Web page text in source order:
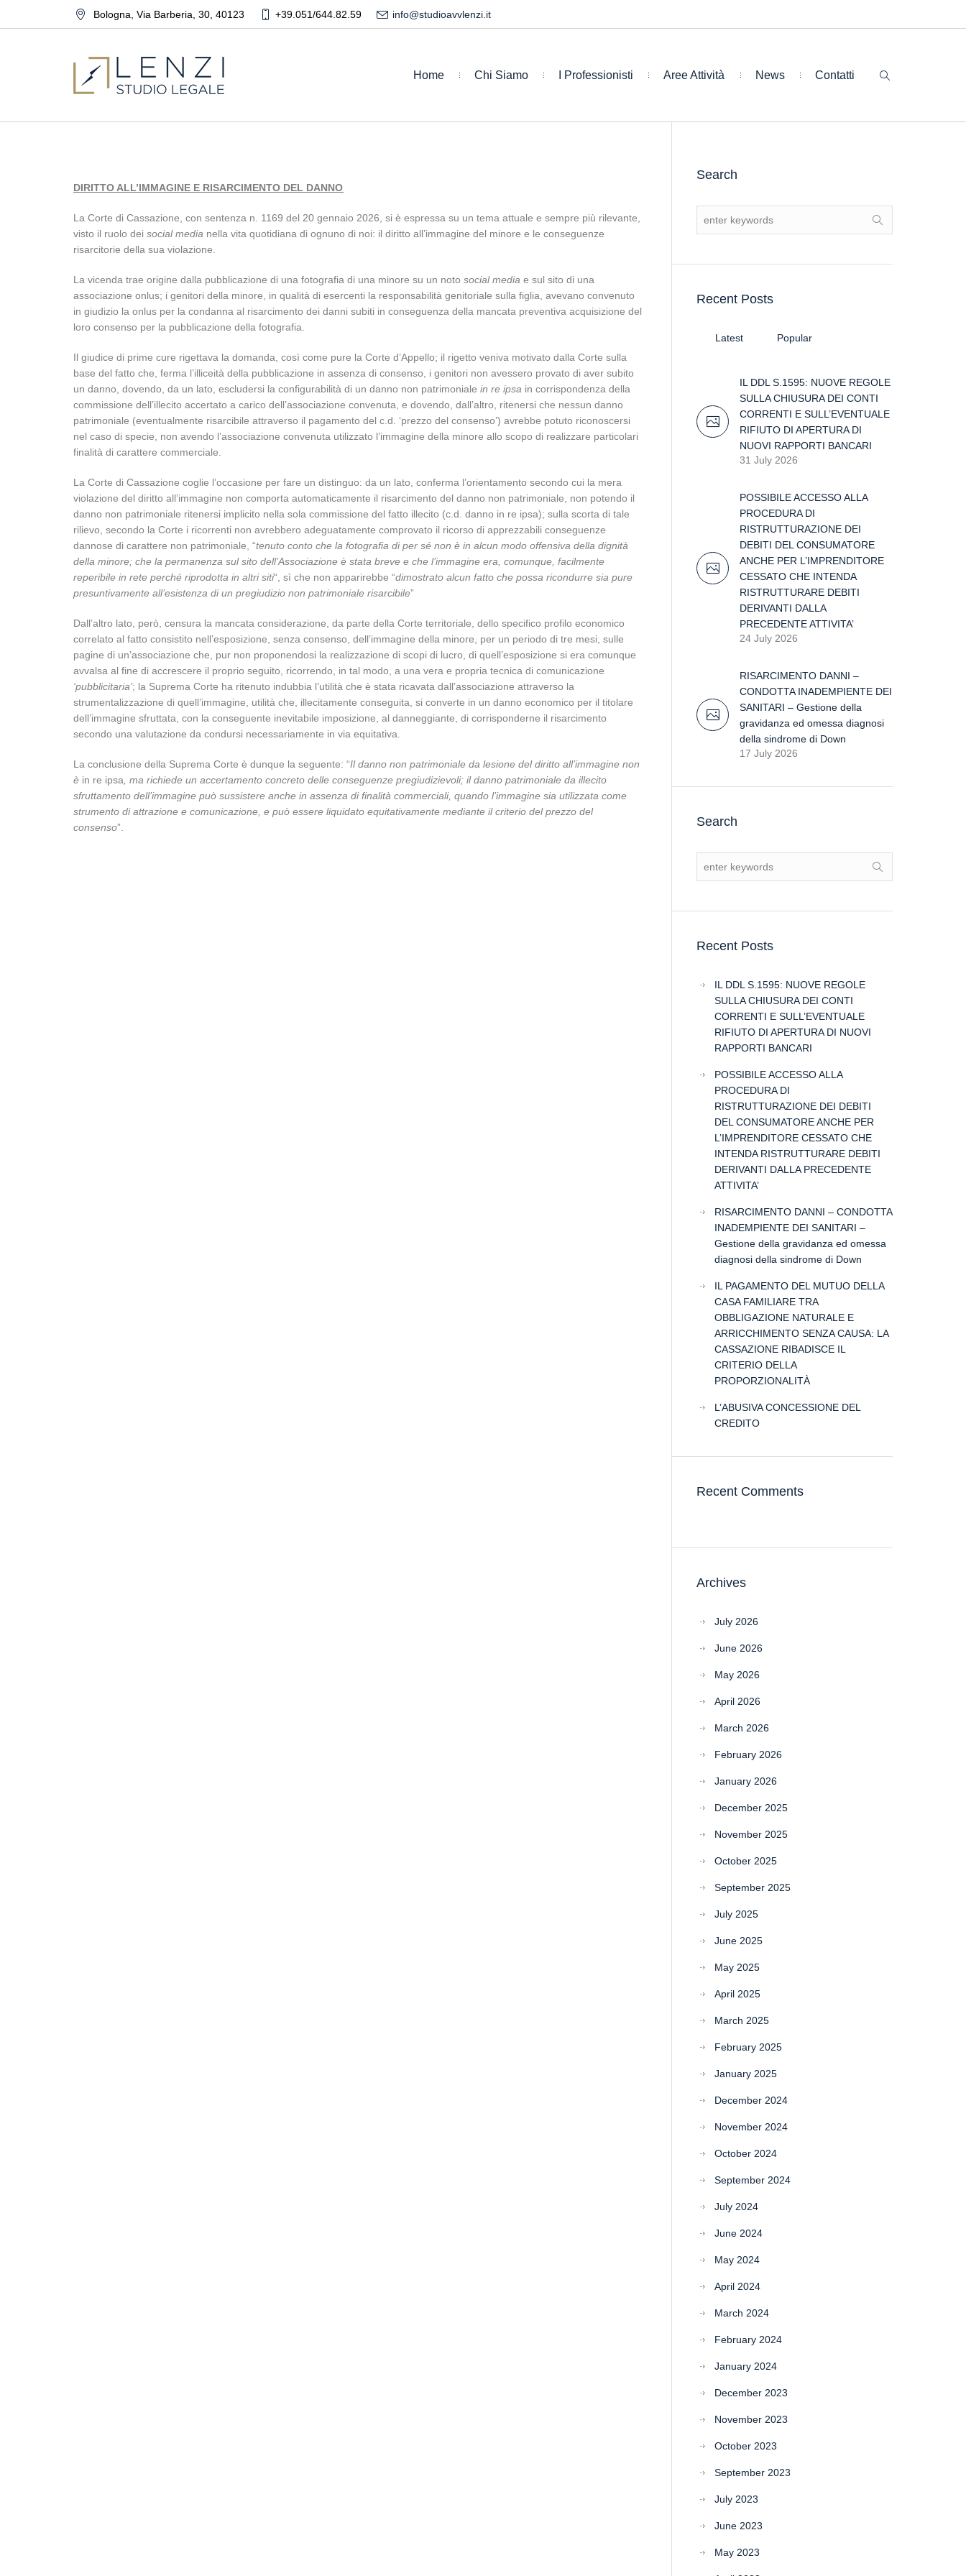
Bologna Via Barberia, 30, 40123 +39.051/644.82.59 info@studioavvlenzi.it
Home Chi Siamo I Professionisti Aree Attività News Contatti
DIRITTO ALL’IMMAGINE E RISARCIMENTO DEL DANNO
La Corte di Cassazione, con sentenza n. 1169 del 20 gennaio 2026, si è espressa su un tema attuale e sempre più rilevante,
visto il ruolo dei social media nella vita quotidiana di ognuno di noi: il diritto all’immagine del minore e le conseguenze
risarcitorie della sua violazione.
La vicenda trae origine dalla pubblicazione di una fotografia di una minore su un noto social media e sul sito di una
associazione onlus; i genitori della minore, in qualità di esercenti la responsabilità genitoriale sulla figlia, avevano convenuto
in giudizio la onlus per la condanna al risarcimento dei danni subiti in conseguenza della mancata preventiva acquisizione del
loro consenso per la pubblicazione della fotografia.
Il giudice di prime cure rigettava la domanda, così come pure la Corte d’Appello; il rigetto veniva motivato dalla Corte sulla
base del fatto che, ferma l’illiceità della pubblicazione in assenza di consenso, i genitori non avessero provato di aver subito
un danno, dovendo, da un lato, escludersi la configurabilità di un danno non patrimoniale in re ipsa in corrispondenza della
commissione dell’illecito accertato a carico dell’associazione convenuta, e dovendo, dall’altro, ritenersi che nessun danno
patrimoniale (eventualmente risarcibile attraverso il pagamento del c.d. ‘prezzo del consenso’) avrebbe potuto riconoscersi
nel caso di specie, non avendo l’associazione convenuta utilizzato l’immagine della minore allo scopo di realizzare particolari
finalità di carattere commerciale.
La Corte di Cassazione coglie l’occasione per fare un distinguo: da un lato, conferma l’orientamento secondo cui la mera
violazione del diritto all’immagine non comporta automaticamente il risarcimento del danno non patrimoniale, non potendo il
danno non patrimoniale ritenersi implicito nella sola commissione del fatto illecito (c.d. danno in re ipsa); sulla scorta di tale
rilievo, secondo la Corte i ricorrenti non avrebbero adeguatamente comprovato il ricorso di apprezzabili conseguenze
dannose di carattere non patrimoniale, “tenuto conto che la fotografia di per sé non è in alcun modo offensiva della dignità
della minore; che la permanenza sul sito dell’Associazione è stata breve e che l’immagine era, comunque, facilmente
reperibile in rete perché riprodotta in altri siti“, sì che non apparirebbe “dimostrato alcun fatto che possa ricondurre sia pure
presuntivamente all’esistenza di un pregiudizio non patrimoniale risarcibile”
Dall’altro lato, però, censura la mancata considerazione, da parte della Corte territoriale, dello specifico profilo economico
correlato al fatto consistito nell’esposizione, senza consenso, dell’immagine della minore, per un periodo di tre mesi, sulle
pagine di un’associazione che, pur non proponendosi la realizzazione di scopi di lucro, di quell’esposizione si era comunque
avvalsa al fine di accrescere il proprio seguito, ricorrendo, in tal modo, a una vera e propria tecnica di comunicazione
‘pubblicitaria’; la Suprema Corte ha ritenuto indubbia l’utilità che è stata ricavata dall’associazione attraverso la
strumentalizzazione di quell’immagine, utilità che, illecitamente conseguita, si converte in un danno economico per il titolare
dell’immagine sfruttata, con la conseguente inevitabile imposizione, al danneggiante, di corrisponderne il risarcimento
secondo una valutazione da condursi necessariamente in via equitativa.
La conclusione della Suprema Corte è dunque la seguente: “Il danno non patrimoniale da lesione del diritto all’immagine non
è in re ipsa , ma richiede un accertamento concreto delle conseguenze pregiudizievoli; il danno patrimoniale da illecito
sfruttamento dell’immagine può sussistere anche in assenza di finalità commerciali, quando l’immagine sia utilizzata come
strumento di attrazione e comunicazione, e può essere liquidato equitativamente mediante il criterio del prezzo del
consenso”.
Search
Recent Posts
Latest Popular
IL DDL S.1595: NUOVE REGOLE
SULLA CHIUSURA DEI CONTI
CORRENTI E SULL’EVENTUALE
RIFIUTO DI APERTURA DI
NUOVI RAPPORTI BANCARI
31 July 2026
POSSIBILE ACCESSO ALLA
PROCEDURA DI
RISTRUTTURAZIONE DEI
DEBITI DEL CONSUMATORE
ANCHE PER L’IMPRENDITORE
CESSATO CHE INTENDA
RISTRUTTURARE DEBITI
DERIVANTI DALLA
PRECEDENTE ATTIVITA’
24 July 2026
RISARCIMENTO DANNI –
CONDOTTA INADEMPIENTE DEI
SANITARI – Gestione della
gravidanza ed omessa diagnosi
della sindrome di Down
17 July 2026
Search
Recent Posts
IL DDL S.1595: NUOVE REGOLE
SULLA CHIUSURA DEI CONTI
CORRENTI E SULL’EVENTUALE
RIFIUTO DI APERTURA DI NUOVI
RAPPORTI BANCARI
POSSIBILE ACCESSO ALLA
PROCEDURA DI
RISTRUTTURAZIONE DEI DEBITI
DEL CONSUMATORE ANCHE PER
L’IMPRENDITORE CESSATO CHE
INTENDA RISTRUTTURARE DEBITI
DERIVANTI DALLA PRECEDENTE
ATTIVITA’
RISARCIMENTO DANNI – CONDOTTA
INADEMPIENTE DEI SANITARI –
Gestione della gravidanza ed omessa
diagnosi della sindrome di Down
IL PAGAMENTO DEL MUTUO DELLA
CASA FAMILIARE TRA
OBBLIGAZIONE NATURALE E
ARRICCHIMENTO SENZA CAUSA: LA
CASSAZIONE RIBADISCE IL
CRITERIO DELLA
PROPORZIONALITÀ
L’ABUSIVA CONCESSIONE DEL
CREDITO
Recent Comments
Archives
July 2026
June 2026
May 2026
April 2026
March 2026
February 2026
January 2026
December 2025
November 2025
October 2025
September 2025
July 2025
June 2025
May 2025
April 2025
March 2025
February 2025
January 2025
December 2024
November 2024
October 2024
September 2024
July 2024
June 2024
May 2024
April 2024
March 2024
February 2024
January 2024
December 2023
November 2023
October 2023
September 2023
July 2023
June 2023
May 2023